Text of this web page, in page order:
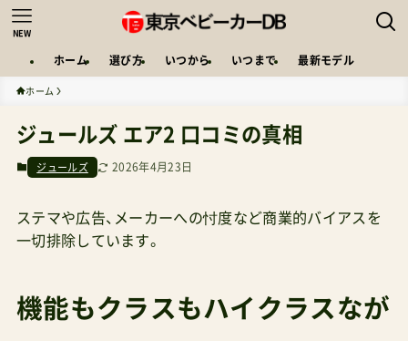
NEW
ホーム 選び方 いつから いつまで 最新モデル
ホーム
ジュールズ エア2 口コミの真相
ジュールズ 2026年4月23日
ステマや広告、メーカーへの忖度など商業的バイアスを
一切排除しています。
機能もクラスもハイクラスなが